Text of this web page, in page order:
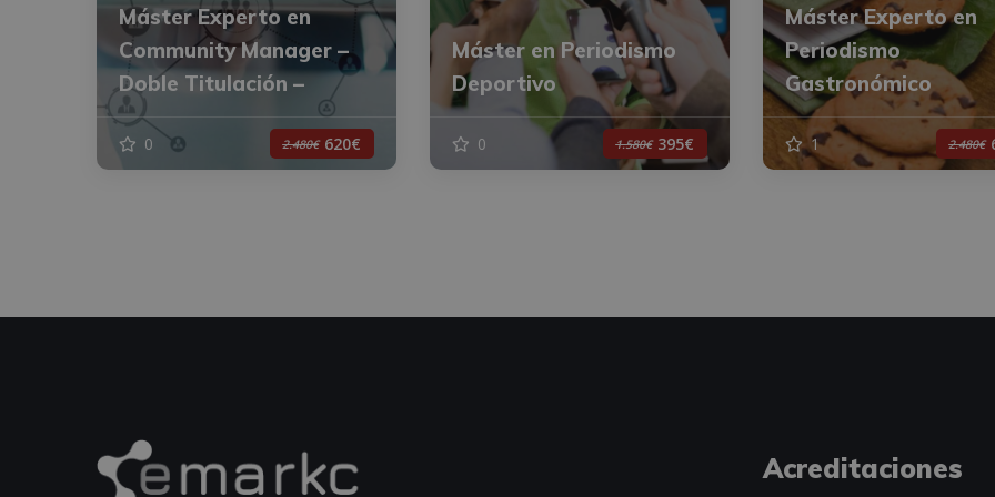
Máster Experto en
Community Manager –
Doble Titulación –
0 2.480€ 620€
Máster en Periodismo
Deportivo
0 1.580€ 395€
Máster Experto en
Periodismo
Gastronómico
1 2.480€
Acreditaciones